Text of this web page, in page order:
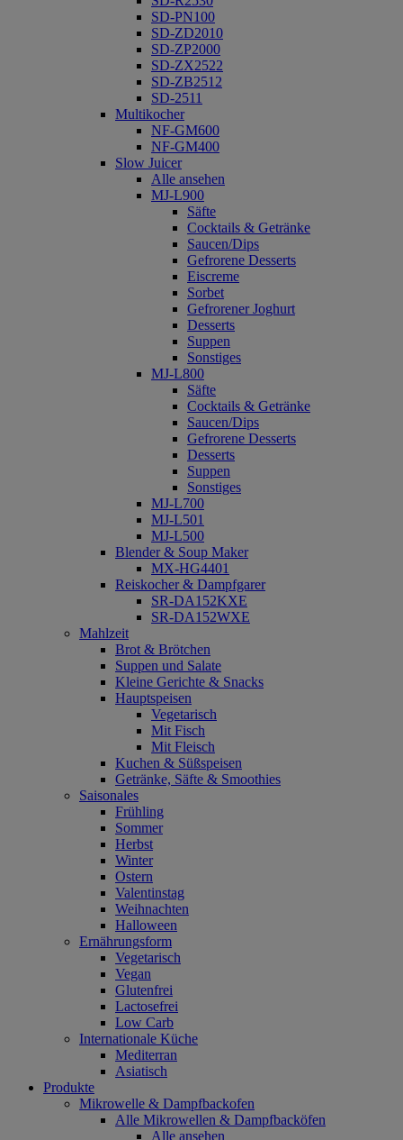
SD-PN100
SD-ZD2010
SD-ZP2000
SD-ZX2522
SD-ZB2512
SD-2511
Multikocher
NF-GM600
NF-GM400
Slow Juicer
Alle ansehen
MJ-L900
Säfte
Cocktails & Getränke
Saucen/Dips
Gefrorene Desserts
Eiscreme
Sorbet
Gefrorener Joghurt
Desserts
Suppen
Sonstiges
MJ-L800
Säfte
Cocktails & Getränke
Saucen/Dips
Gefrorene Desserts
Desserts
Suppen
Sonstiges
MJ-L700
MJ-L501
MJ-L500
Blender & Soup Maker
MX-HG4401
Reiskocher & Dampfgarer
SR-DA152KXE
SR-DA152WXE
Mahlzeit
Brot & Brötchen
Suppen und Salate
Kleine Gerichte & Snacks
Hauptspeisen
Vegetarisch
Mit Fisch
Mit Fleisch
Kuchen & Süßspeisen
Getränke, Säfte & Smoothies
Saisonales
Frühling
Sommer
Herbst
Winter
Ostern
Valentinstag
Weihnachten
Halloween
Ernährungsform
Vegetarisch
Vegan
Glutenfrei
Lactosefrei
Low Carb
Internationale Küche
Mediterran
Asiatisch
Produkte
Mikrowelle & Dampfbackofen
Alle Mikrowellen & Dampfbacköfen
Alle ansehen